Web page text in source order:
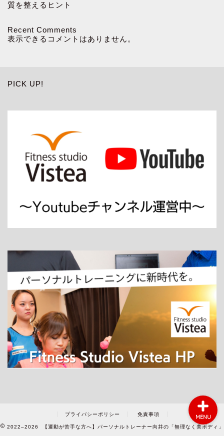
質を整えるヒント
Recent Comments
表示できるコメントはありません。
PICK UP!
プライバシーポリシー 免責事項
2022–2026 【運動が苦手な方へ】パーソナルトレーナー向井の「無理なく美ボディ」
MENU
ホーム
パーソナルトレーニング
ダイエット